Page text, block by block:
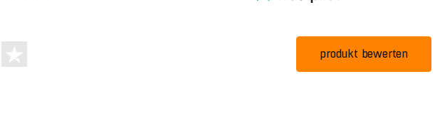
produkt bewerten